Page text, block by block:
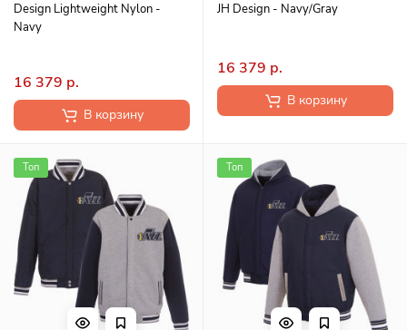
Design Lightweight Nylon -
Navy
16 379 р.
В корзину
JH Design - Navy/Gray
16 379 р.
В корзину
Топ Топ